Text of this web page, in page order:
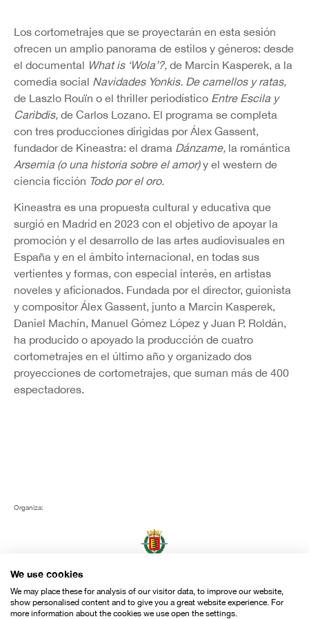
Los cortometrajes que se proyectarán en esta sesión
ofrecen un amplio panorama de estilos y géneros: desde
el documental What is ‘Wola’?, de Marcin Kasperek, a la
comedia social Navidades Yonkis. De camellos y ratas,
de Laszlo Rouïn o el thriller periodístico Entre Escila y
Caribdis, de Carlos Lozano. El programa se completa
con tres producciones dirigidas por Álex Gassent,
fundador de Kineastra: el drama Dánzame, la romántica
Arsemia (o una historia sobre el amor)y el western de
ciencia ficción Todo por el oro.
Kineastra es una propuesta cultural y educativa que
surgió en Madrid en 2023 con el objetivo de apoyar la
promoción y el desarrollo de las artes audiovisuales en
España y en el ámbito internacional, en todas sus
vertientes y formas, con especial interés, en artistas
noveles y aficionados. Fundada por el director, guionista
y compositor Álex Gassent, junto a Marcin Kasperek,
Daniel Machín, Manuel Gómez López y Juan P. Roldán,
ha producido o apoyado la producción de cuatro
cortometrajes en el último año y organizado dos
proyecciones de cortometrajes, que suman más de 400
espectadores.
Organiza:
Con el apoyo de:
We use cookies
We may place these for analysis of our visitor data, to improve our website,
show personalised content and to give you a great website experience. For
more information about the cookies we use open the settings.